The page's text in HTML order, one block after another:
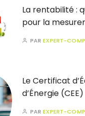
La rentabilité :
pour la
PAREXPERT-
Le Certificat
d’Énergie (CEE)
PAREXPERT-